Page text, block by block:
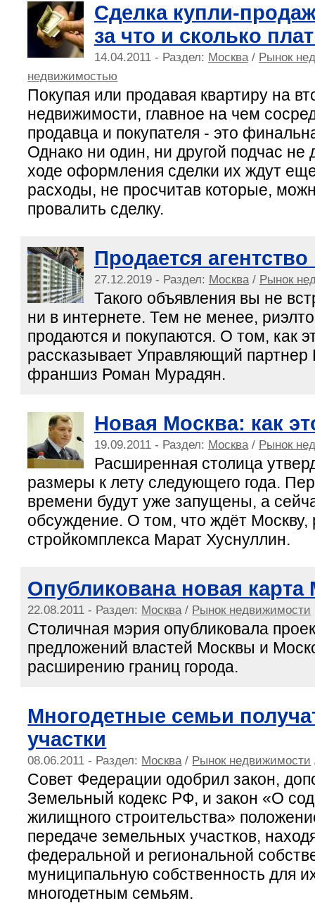
Сделка купли-
за что и сколько
14.04.2011 - Раздел: Москва/ Рынок
недвижимостью
Покупая или продавая квартиру на
недвижимости, главное на чем
продавца и покупателя - это
Однако ни один, ни другой подчас не
ходе оформления сделки их ждут
расходы, не просчитав которые,
провалить сделку.
Продается
27.12.2019 - Раздел: Москва/ Рынок
Такого объявления вы не
ни в интернете. Тем не менее,
продаются и покупаются. О том, как
рассказывает Управляющий партнер
франшиз Роман Мурадян.
Новая Москва: как
19.09.2011 - Раздел: Москва/ Рынок
Расширенная столица
размеры к лету следующего года.
времени будут уже запущены, а
обсуждение. О том, что ждёт Москву,
стройкомплекса Марат Хуснуллин.
Опубликована новая
22.08.2011 - Раздел: Москва / Рынок недвижимости
Столичная мэрия опубликовала
предложений властей Москвы и
расширению границ города.
Многодетные семьи
участки
08.06.2011 - Раздел: Москва / Рынок недвижимости
Совет Федерации одобрил закон,
Земельный кодекс РФ, и закон «О
жилищного строительства»
передаче земельных участков,
федеральной и региональной
муниципальную собственность для
многодетным семьям.